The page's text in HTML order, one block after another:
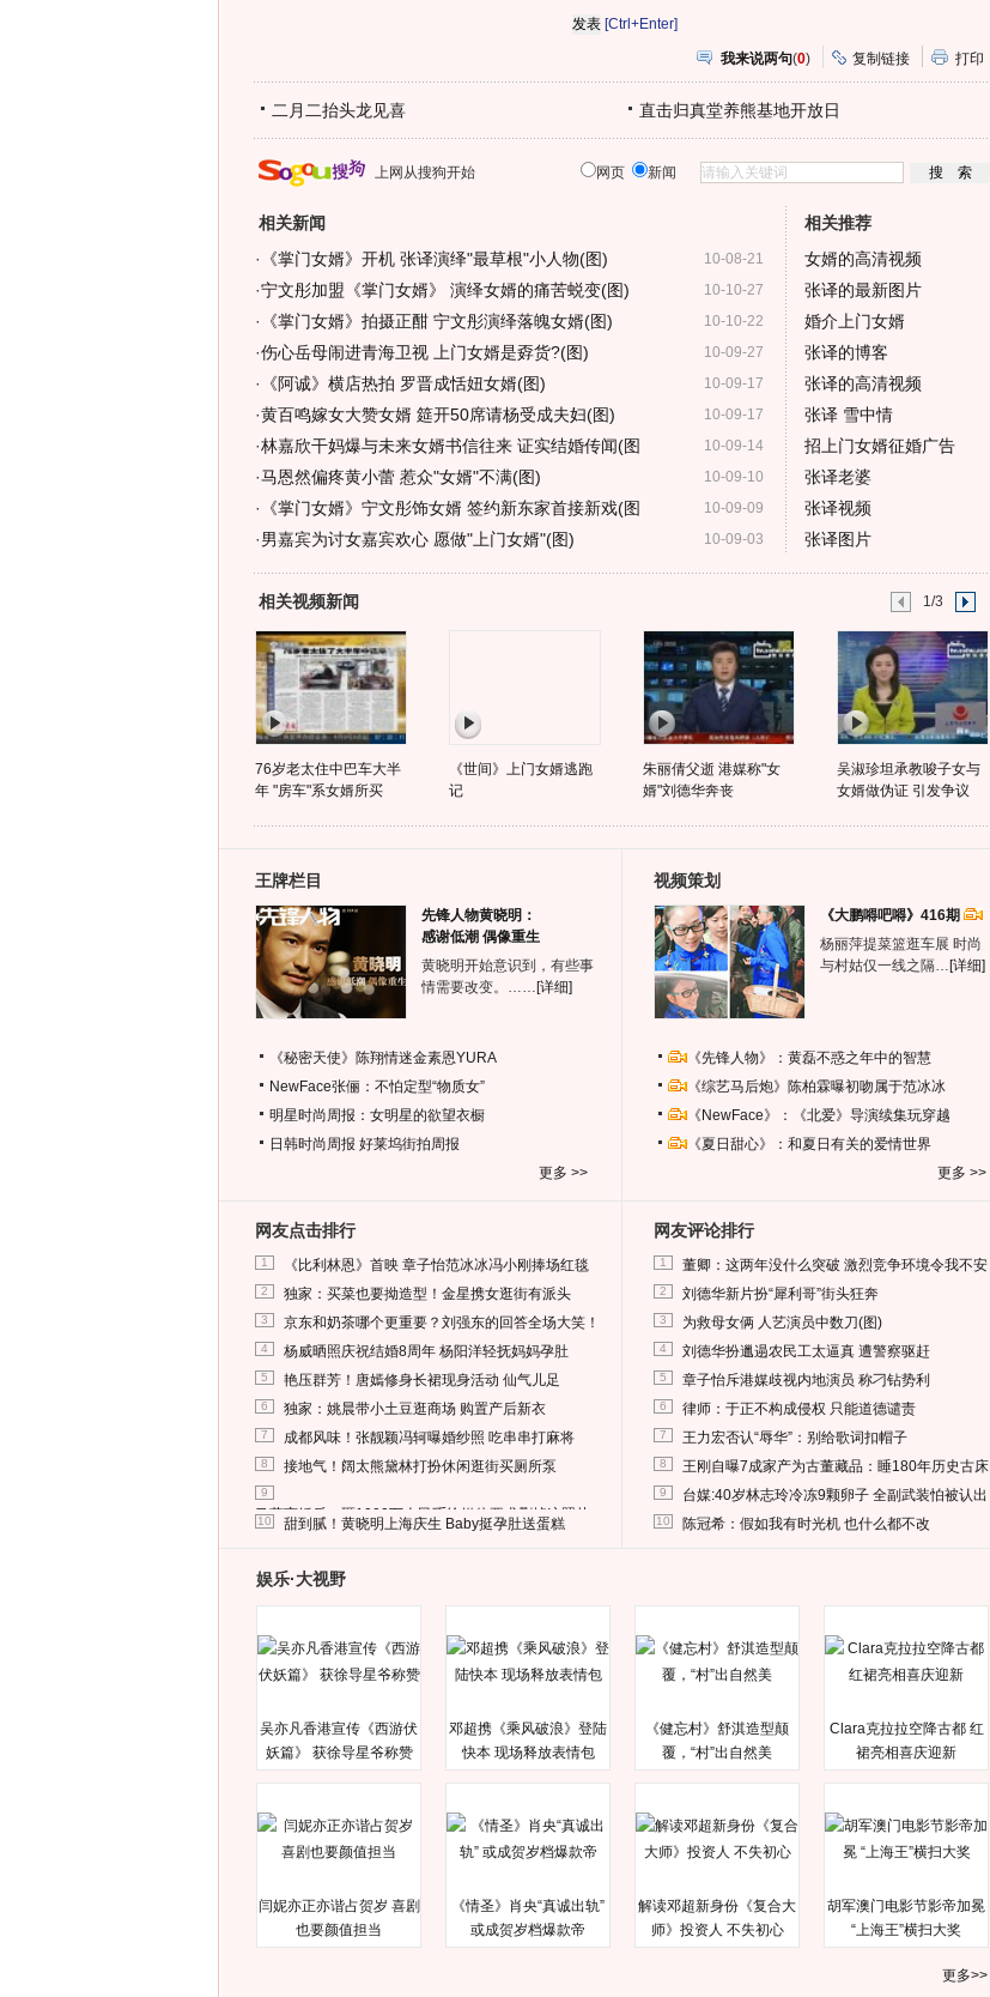
[Ctrl+Enter]
我来说两句(0) 复制链接 打印
二月二抬头龙见喜 直击归真堂养熊基地开放日
上网从搜狗开始 网页 新闻
相关新闻
10-08-21
· 《掌门女婿》开机 张译演绎"最草根"小人物(图)
10-10-27
·宁文彤加盟《掌门女婿》 演绎女婿的痛苦蜕变(图)
10-10-22
· 《掌门女婿》拍摄正酣 宁文彤演绎落魄女婿(图)
10-09-27
·伤心岳母闹进青海卫视 上门女婿是孬货?(图)
10-09-17
· 《阿诚》横店热拍 罗晋成恬妞女婿(图)
10-09-17
·黄百鸣嫁女大赞女婿 筵开50席请杨受成夫妇(图)
10-09-14
·林嘉欣干妈爆与未来女婿书信往来 证实结婚传闻(图
10-09-10
·马恩然偏疼黄小蕾 惹众"女婿"不满(图)
10-09-09
· 《掌门女婿》宁文彤饰女婿 签约新东家首接新戏(图
10-09-03
·男嘉宾为讨女嘉宾欢心 愿做"上门女婿"(图)
相关推荐
女婿的高清视频
张译的最新图片
婚介上门女婿
张译的博客
张译的高清视频
张译 雪中情
招上门女婿征婚广告
张译老婆
张译视频
张译图片
相关视频新闻 1/3
76岁老太住中巴车大半
年 "房车"系女婿所买
《世间》上门女婿逃跑
记
朱丽倩父逝 港媒称"女
婿"刘德华奔丧
吴淑珍坦承教唆子女与
女婿做伪证 引发争议
王牌栏目
先锋人物黄晓明：
感谢低潮 偶像重生
黄晓明开始意识到，有些事
情需要改变。…… [详细]
《秘密天使》陈翔情迷金素恩YURA
NewFace张俪：不怕定型“物质女”
明星时尚周报：女明星的欲望衣橱
日韩时尚周报 好莱坞街拍周报
更多 >>
视频策划
《大鹏嘚吧嘚》416期
杨丽萍提菜篮逛车展 时尚
与村姑仅一线之隔… [详细]
《先锋人物》：黄磊不惑之年中的智慧
《综艺马后炮》陈柏霖曝初吻属于范冰冰
《NewFace》：《北爱》导演续集玩穿越
《夏日甜心》：和夏日有关的爱情世界
更多 >>
网友点击排行
1 《比利林恩》首映 章子怡范冰冰冯小刚捧场红毯
2 独家：买菜也要拗造型！金星携女逛街有派头
3 京东和奶茶哪个更重要？刘强东的回答全场大笑！
4 杨威晒照庆祝结婚8周年 杨阳洋轻抚妈妈孕肚
5 艳压群芳！唐嫣修身长裙现身活动 仙气儿足
6 独家：姚晨带小土豆逛商场 购置产后新衣
7 成都风味！张靓颖冯轲曝婚纱照 吃串串打麻将
8 接地气！阔太熊黛林打扮休闲逛街买厕所泵
9
马蓉离婚后，砸1000万人民币给媒体要求删掉这照片
10 甜到腻！黄晓明上海庆生 Baby挺孕肚送蛋糕
网友评论排行
1 董卿：这两年没什么突破 激烈竞争环境令我不安
2 刘德华新片扮“犀利哥”街头狂奔
3 为救母女俩 人艺演员中数刀(图)
4 刘德华扮邋遢农民工太逼真 遭警察驱赶
5 章子怡斥港媒歧视内地演员 称刁钻势利
6 律师：于正不构成侵权 只能道德谴责
7 王力宏否认“辱华”：别给歌词扣帽子
8 王刚自曝7成家产为古董藏品：睡180年历史古床
9 台媒:40岁林志玲冷冻9颗卵子 全副武装怕被认出
10 陈冠希：假如我有时光机 也什么都不改
娱乐·大视野
吴亦凡香港宣传《西游伏
妖篇》 获徐导星爷称赞
邓超携《乘风破浪》登陆
快本 现场释放表情包
《健忘村》舒淇造型颠
覆，“村”出自然美
Clara克拉拉空降古都 红
裙亮相喜庆迎新
闫妮亦正亦谐占贺岁 喜剧
也要颜值担当
《情圣》肖央“真诚出轨”
或成贺岁档爆款帝
解读邓超新身份《复合大
师》投资人 不失初心
胡军澳门电影节影帝加冕
“上海王”横扫大奖
更多>>